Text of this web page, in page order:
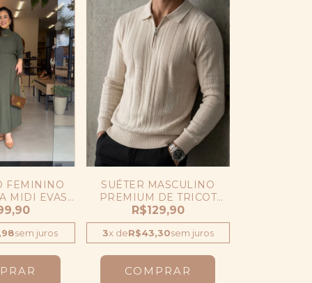
FEMININO
MIDI EVASÊ
LONGA
sem juros
SUÉTER MASCULINO
PREMIUM DE TRICOT
TEXTURIZADO
CONFORTÁVEL
R$129,90
3x deR$43,30sem juros
COMPRAR